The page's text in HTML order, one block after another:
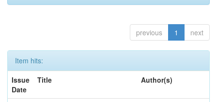
previous 1 next
Item hits:
Issue
Date
Title Author(s)